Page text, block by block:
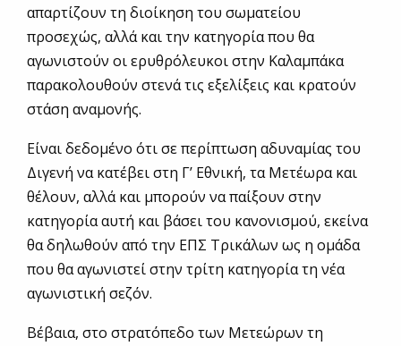
απαρτίζουν τη διοίκηση του σωματείου
προσεχώς, αλλά και την κατηγορία που θα
αγωνιστούν οι ερυθρόλευκοι στην Καλαμπάκα
παρακολουθούν στενά τις εξελίξεις και κρατούν
στάση αναμονής.
Είναι δεδομένο ότι σε περίπτωση αδυναμίας του
Διγενή να κατέβει στη Γ’ Εθνική, τα Μετέωρα και
θέλουν, αλλά και μπορούν να παίξουν στην
κατηγορία αυτή και βάσει του κανονισμού, εκείνα
θα δηλωθούν από την ΕΠΣ Τρικάλων ως η ομάδα
που θα αγωνιστεί στην τρίτη κατηγορία τη νέα
αγωνιστική σεζόν.
Βέβαια, στο στρατόπεδο των Μετεώρων τη